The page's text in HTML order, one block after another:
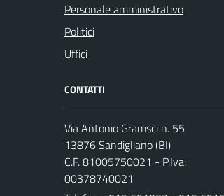
Personale amministrativo
Politici
Uffici
CONTATTI
Via Antonio Gramsci n. 55
13876 Sandigliano (BI)
C.F. 81005750021 - P.Iva:
00378740021